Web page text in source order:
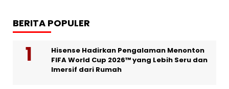
BERITA POPULER
Hisense Hadirkan Pengalaman Menonton
FIFA World Cup 2026™ yang Lebih Seru dan
Imersif dari Rumah